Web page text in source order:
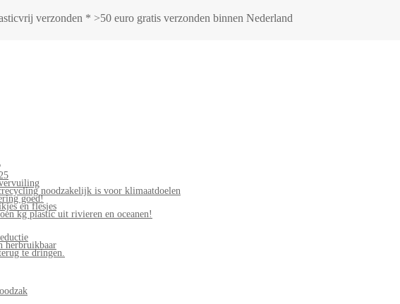
verzonden * >50 euro gratis verzonden binnen Nederland
noodzakelijk is voor klimaatdoelen
goed!
en flesjes
kg plastic uit rivieren en oceanen!
herbruikbaar
te dringen.